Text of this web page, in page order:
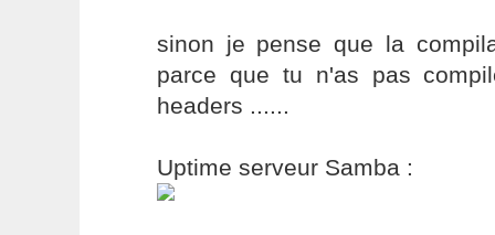
sinon je pense que la
parce que tu n'as pas
headers ......
Uptime serveur Samba :